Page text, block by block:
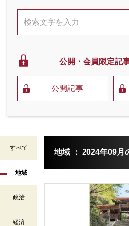
公開・会員限定記
公開記事
すべて
地域
政治
経済
地域 ： 2024年09月